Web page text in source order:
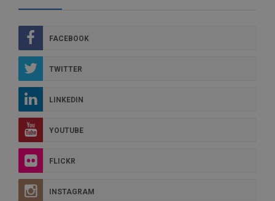
FACEBOOK
TWITTER
LINKEDIN
YOUTUBE
FLICKR
INSTAGRAM